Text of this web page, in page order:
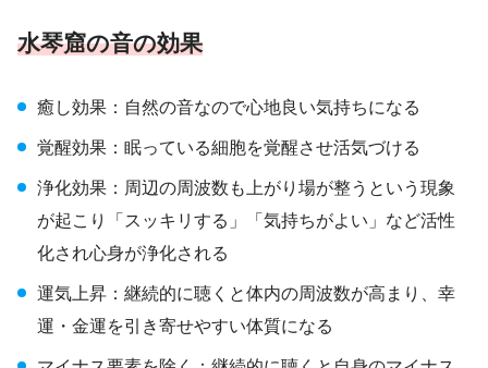
水琴窟の音の効果
癒し効果：自然の音なので心地良い気持ちになる
覚醒効果：眠っている細胞を覚醒させ活気づける
浄化効果：周辺の周波数も上がり場が整うという現象
が起こり「スッキリする」「気持ちがよい」など活性
化され心身が浄化される
運気上昇：継続的に聴くと体内の周波数が高まり、幸
運・金運を引き寄せやすい体質になる